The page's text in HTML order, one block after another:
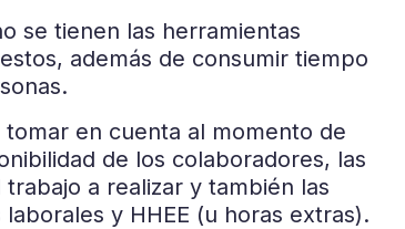
se tienen las herramientas
además de consumir tiempo
en cuenta al momento de
de los colaboradores, las
a realizar y también las
y HHEE (u horas extras).